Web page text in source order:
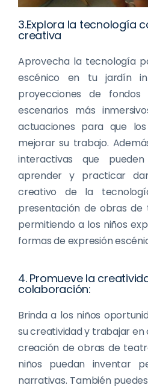
3.Explora la tecnología
creativa
Aprovecha la tecnología
escénico en tu jardín
proyecciones de
escenarios más
actuaciones para que
mejorar su trabajo.
interactivas que
aprender y practicar
creativo de la
presentación de obras
permitiendo a los niños
formas de expresión
4. Promueve la
colaboración:
Brinda a los niños
su creatividad y trabajar
creación de obras de
niños puedan inventar
narrativas. También